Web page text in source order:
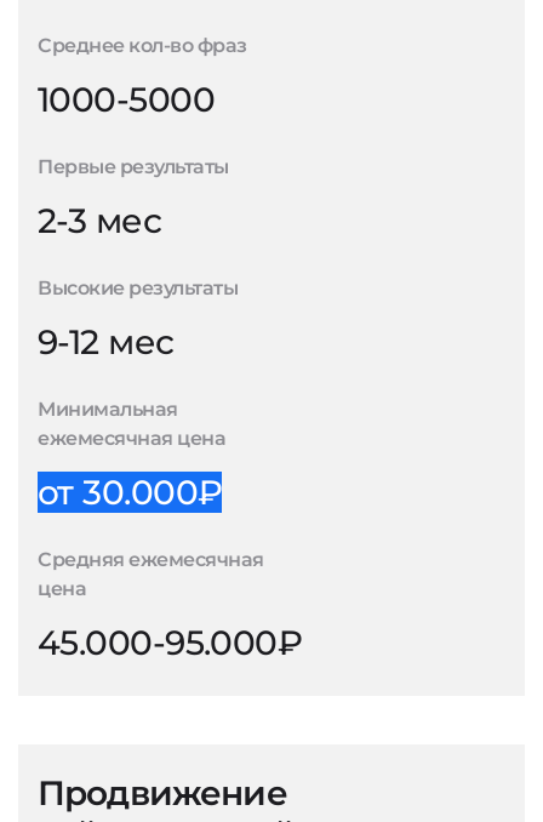
Среднее кол-во фраз
1000-5000
Первые результаты
2-3 мес
Высокие результаты
9-12 мес
Минимальная
ежемесячная цена
от 30.000₽
Средняя ежемесячная
цена
45.000-95.000₽
Продвижение